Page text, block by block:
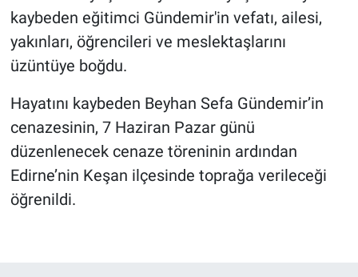
kaybeden eğitimci Gündemir'in vefatı, ailesi,
yakınları, öğrencileri ve meslektaşlarını
üzüntüye boğdu.
Hayatını kaybeden Beyhan Sefa Gündemir’in
cenazesinin, 7 Haziran Pazar günü
düzenlenecek cenaze töreninin ardından
Edirne’nin Keşan ilçesinde toprağa verileceği
öğrenildi.